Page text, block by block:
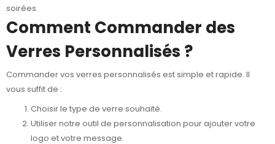
soirées.
Comment Commander des
Verres Personnalisés ?
Commander vos verres personnalisés est simple et rapide. Il
vous suffit de :
Choisir le type de verre souhaité.
Utiliser notre outil de personnalisation pour ajouter votre
logo et votre message.